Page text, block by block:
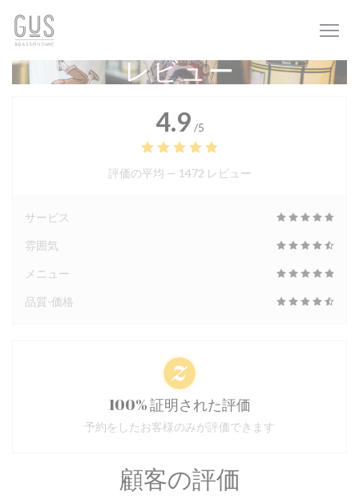
クッキー利用の管理について
レビュー
顧客の評価
4.9 /5
評価の平均 — 1472 レビュー
サービス
雰囲気
メニュー
品質-価格
100% 証明された評価
予約をしたお客様のみが評価できます